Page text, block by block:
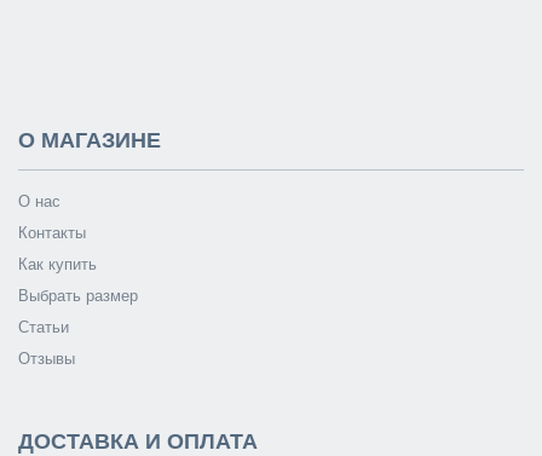
О МАГАЗИНЕ
О нас
Контакты
Как купить
Выбрать размер
Статьи
Отзывы
ДОСТАВКА И ОПЛАТА